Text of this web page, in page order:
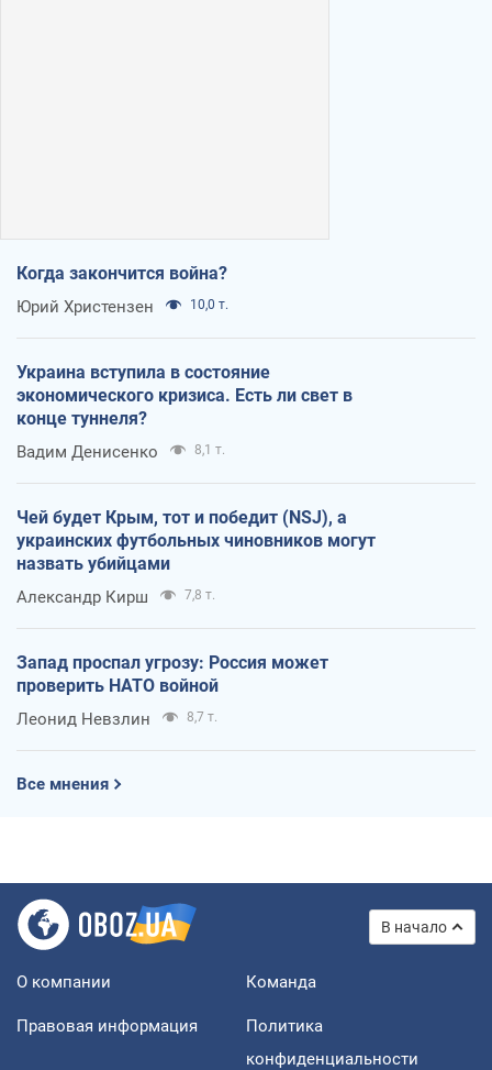
Когда закончится война?
Юрий Христензен 10,0 т.
Украина вступила в состояние
экономического кризиса. Есть ли свет в
конце туннеля?
Вадим Денисенко 8,1 т.
Чей будет Крым, тот и победит (NSJ), а
украинских футбольных чиновников могут
назвать убийцами
Александр Кирш 7,8 т.
Запад проспал угрозу: Россия может
проверить НАТО войной
Леонид Невзлин 8,7 т.
Все мнения
В начало
О компании Команда
Правовая информация
Политика
конфиденциальности